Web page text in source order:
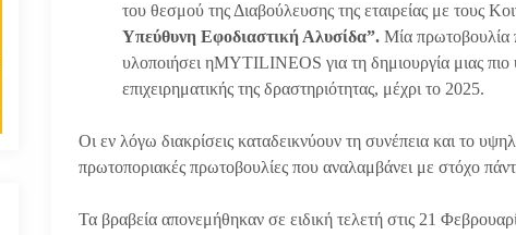
του θεσμού της Διαβούλευσης της εταιρείας με τους
Υπεύθυνη Εφοδιαστική Αλυσίδα”.Μία πρωτοβουλία
υλοποιήσει ηMYTILINEOS για τη δημιουργία μιας πιο
επιχειρηματικής της δραστηριότητας, μέχρι το 2025.
Οι εν λόγω διακρίσεις καταδεικνύουν τη συνέπεια και το
πρωτοποριακές πρωτοβουλίες που αναλαμβάνει με στόχο
Τα βραβεία απονεμήθηκαν σε ειδική τελετή στις 21